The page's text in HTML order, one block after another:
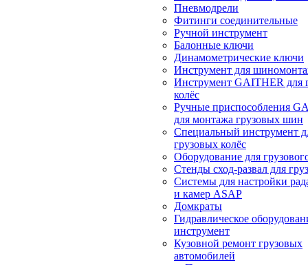
Пневмодрели
Фитинги соединительные
Ручной инструмент
Балонные ключи
Динамометрические ключи
Инструмент для
Инструмент GAITHER для
колёс
Ручные приспособления
для монтажа грузовых шин
Специальный инструмент
грузовых колёс
Оборудование для
Стенды сход-развал для
Системы для настройки
и камер ASAP
Домкраты
Гидравлическое
инструмент
Кузовной ремонт грузовых
автомобилей